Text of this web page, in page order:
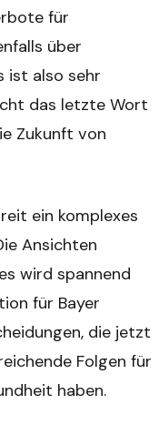
für
über
ist also sehr
das letzte Wort
Zukunft von
ein komplexes
Ansichten
wird spannend
für Bayer
die jetzt
Folgen für
haben.